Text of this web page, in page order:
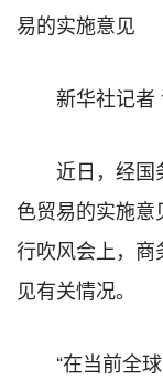
易的实施意见
新华社记者
近日，经
色贸易的实施
行吹风会上，
见有关情况。
“在当前全